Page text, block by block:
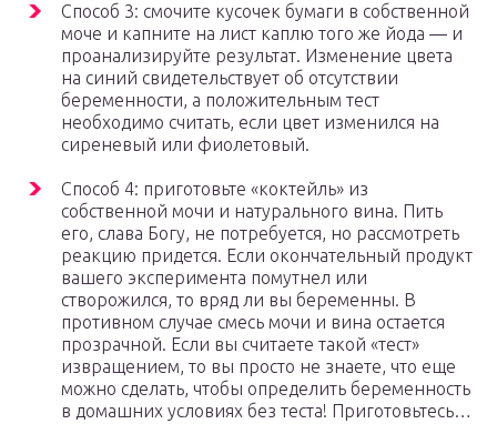
Способ 3: смочите кусочек бумаги в собственной
моче и капните на лист каплю того же йода — и
проанализируйте результат. Изменение цвета
на синий свидетельствует об отсутствии
беременности, а положительным тест
необходимо считать, если цвет изменился на
сиреневый или фиолетовый.
Способ 4: приготовьте «коктейль» из
собственной мочи и натурального вина. Пить
его, слава Богу, не потребуется, но рассмотреть
реакцию придется. Если окончательный продукт
вашего эксперимента помутнел или
створожился, то вряд ли вы беременны. В
противном случае смесь мочи и вина остается
прозрачной. Если вы считаете такой «тест»
извращением, то вы просто не знаете, что еще
можно сделать, чтобы определить беременность
в домашних условиях без теста! Приготовьтесь…